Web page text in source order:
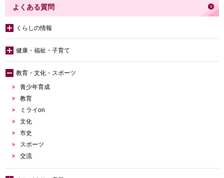
よくある質問
くらしの情報
健康・福祉・子育て
教育・文化・スポーツ
青少年育成
教育
ミライon
文化
市史
スポーツ
交流